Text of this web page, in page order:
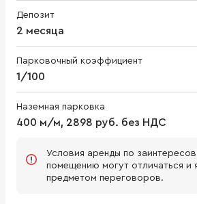
Депозит
2 месяца
Парковочный коэффициент
1/100
Наземная парковка
400 м/м, 2898 руб. без НДС
Условия аренды по
помещению могут отличаться и
предметом переговоров.